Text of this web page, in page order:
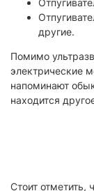
другие.
Помимо
электрические
напоминают
находится
Стоит отметить,